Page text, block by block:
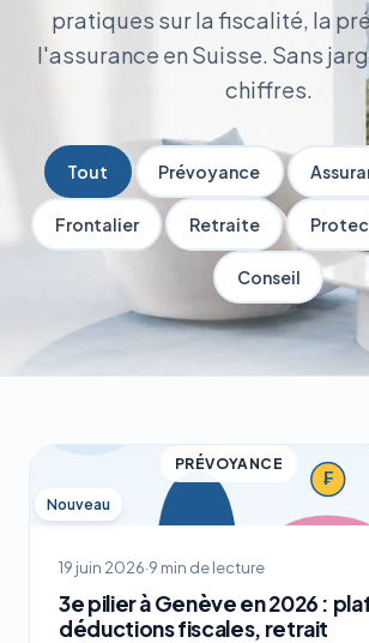
pratiques sur la fiscalité, la
l'assurance en Suisse. Sans
chiffres.
Tout Prévoyance
Frontalier Retraite
Conseil
Nouveau
PRÉVOYANCE
19 juin 2026·9 min de lecture
3e pilier à Genève en 2026 :
déductions fiscales, retrait